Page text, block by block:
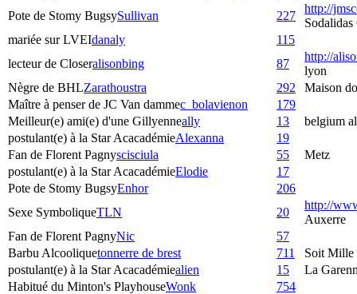
Pote de Stomy BugsySullivan 227
http://
mariée sur LVEIdanaly
115
lecteur de Closeralisonbing 87
http://
lyon
Nègre de BHLZarathoustra 292
Maison
Maître à penser de JC Van dammec_bolavienon
179
Meilleur(e) ami(e) d'une Gillyenneally 13
belgium
postulant(e) à la Star AcacadémieAlexanna
19
Fan de Florent Pagnyscisciula 55
Metz
postulant(e) à la Star AcacadémieElodie
17
Pote de Stomy BugsyEnhor
206
Sexe SymboliqueTLN 20
http://
Auxerre
Fan de Florent PagnyNic
57
Barbu Alcooliquetonnerre de brest 711
Soit Mille
postulant(e) à la Star Acacadémiealien 15
La
Habitué du Minton's PlayhouseWonk
754